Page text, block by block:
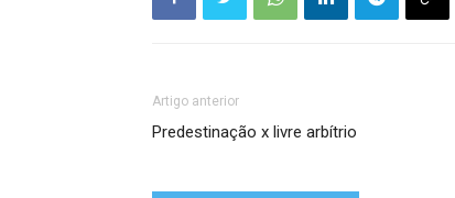
Artigo anterior
Predestinação x livre arbítrio